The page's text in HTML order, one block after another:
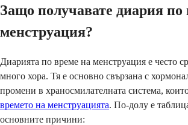
Защо получавате диария по
менструация?
Диарията по време на менструация е често
много хора. Тя е основно свързана с
промени в храносмилателната система,
времето на менструацията. По-долу е
основните причини: